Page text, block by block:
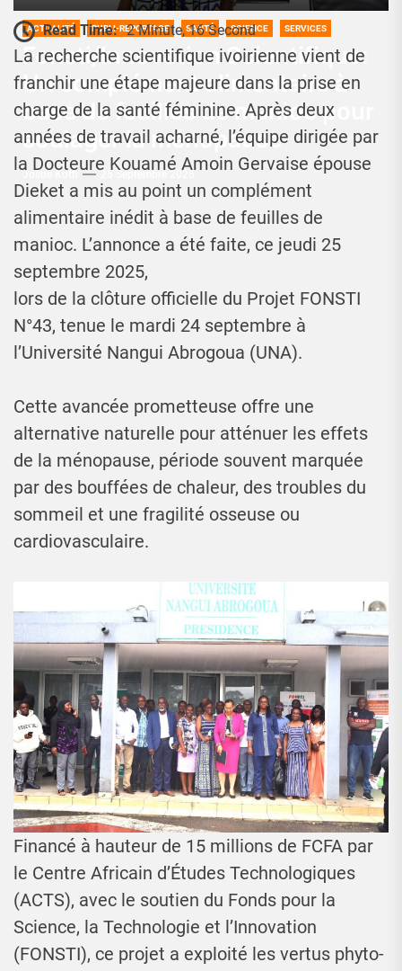
ACTUALITÉ PUBLI-REPORTAGE SANTÉ SCIENCE SERVICES
Fonsti/Innovation Scientifique:
Un complément alimentaire à
base de feuilles de manioc pour
soulager la ménopause
Read Time: 2 Minute, 16 Second
La recherche scientifique ivoirienne vient de
franchir une étape majeure dans la prise en
charge de la santé féminine. Après deux
années de travail acharné, l’équipe dirigée par
la Docteure Kouamé Amoin Gervaise épouse
Dieket a mis au point un complément
alimentaire inédit à base de feuilles de
manioc. L’annonce a été faite, ce jeudi 25
septembre 2025,
lors de la clôture officielle du Projet FONSTI
N°43, tenue le mardi 24 septembre à
l’Université Nangui Abrogoua (UNA).
Cette avancée prometteuse offre une
alternative naturelle pour atténuer les effets
de la ménopause, période souvent marquée
par des bouffées de chaleur, des troubles du
sommeil et une fragilité osseuse ou
cardiovasculaire.
Financé à hauteur de 15 millions de FCFA par
le Centre Africain d’Études Technologiques
(ACTS), avec le soutien du Fonds pour la
Science, la Technologie et l’Innovation
(FONSTI), ce projet a exploité les vertus phyto-